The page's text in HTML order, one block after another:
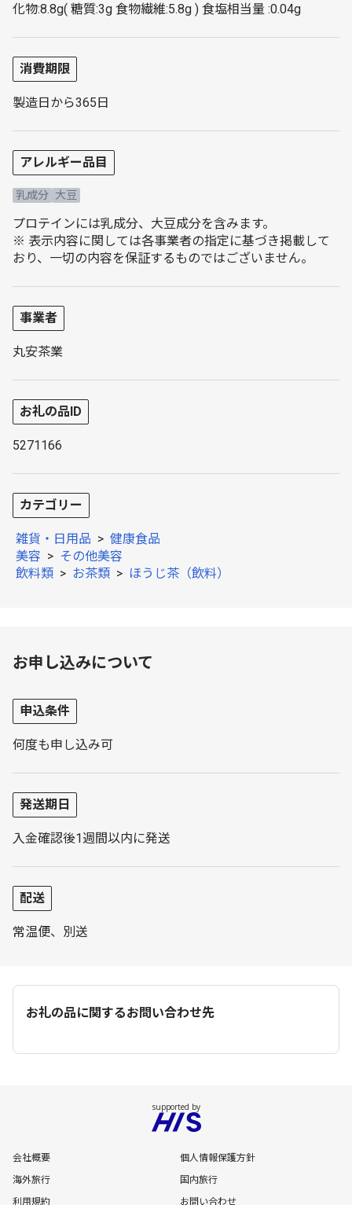
化物:8.8g( 糖質:3g 食物繊維:5.8g ) 食塩相当量 :0.04g
消費期限
製造日から365日
アレルギー品目
乳成分 大豆
プロテインには乳成分、大豆成分を含みます。
※ 表示内容に関しては各事業者の指定に基づき掲載して
おり、一切の内容を保証するものではございません。
事業者
丸安茶業
お礼の品ID
5271166
カテゴリー
雑貨・日用品 > 健康食品
美容 > その他美容
飲料類 > お茶類 > ほうじ茶（飲料）
お申し込みについて
申込条件
何度も申し込み可
発送期日
入金確認後1週間以内に発送
配送
常温便、別送
お礼の品に関するお問い合わせ先
会社概要
個人情報保護方針
海外旅行
国内旅行
利用規約
お問い合わせ